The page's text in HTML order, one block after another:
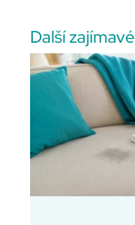
Další